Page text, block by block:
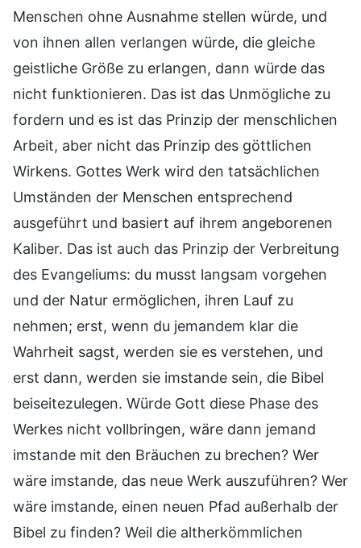
Menschen ohne Ausnahme stellen würde, und
von ihnen allen verlangen würde, die gleiche
geistliche Größe zu erlangen, dann würde das
nicht funktionieren. Das ist das Unmögliche zu
fordern und es ist das Prinzip der menschlichen
Arbeit, aber nicht das Prinzip des göttlichen
Wirkens. Gottes Werk wird den tatsächlichen
Umständen der Menschen entsprechend
ausgeführt und basiert auf ihrem angeborenen
Kaliber. Das ist auch das Prinzip der Verbreitung
des Evangeliums: du musst langsam vorgehen
und der Natur ermöglichen, ihren Lauf zu
nehmen; erst, wenn du jemandem klar die
Wahrheit sagst, werden sie es verstehen, und
erst dann, werden sie imstande sein, die Bibel
beiseitezulegen. Würde Gott diese Phase des
Werkes nicht vollbringen, wäre dann jemand
imstande mit den Bräuchen zu brechen? Wer
wäre imstande, das neue Werk auszuführen? Wer
wäre imstande, einen neuen Pfad außerhalb der
Bibel zu finden? Weil die altherkömmlichen